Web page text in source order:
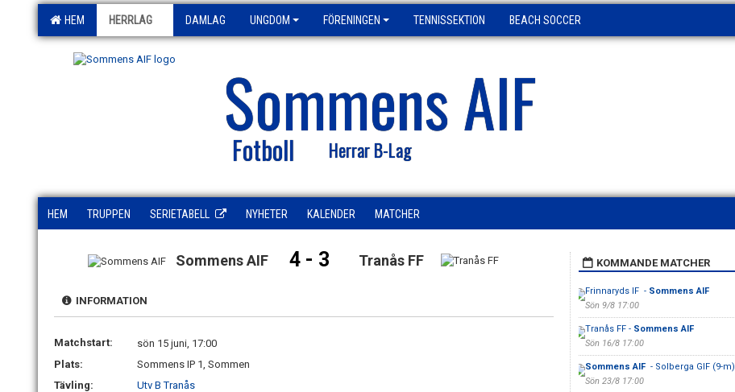
HEM HERRLAG DAMLAG UNGDOM FÖRENINGEN TENNISSEKTION BEACH SOCCER
Sommens AIF
Fotboll Herrar B-Lag
HEM TRUPPEN SERIETABELL NYHETER KALENDER MATCHER
Sommens AIF 4 - 3 Tranås FF
INFORMATION
Matchstart:
sön 15 juni, 17:00
Plats:
Sommens IP 1, Sommen
Tävling:
Utv B Tranås
KOMMANDE MATCHER
Frinnaryds IF - Sommens AIF
Sön 9/8 17:00
Tranås FF - Sommens AIF
Sön 16/8 17:00
Sommens AIF - Solberga GIF (9-m)
Sön 23/8 17:00